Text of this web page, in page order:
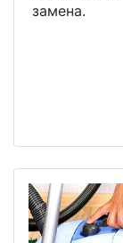
замена.